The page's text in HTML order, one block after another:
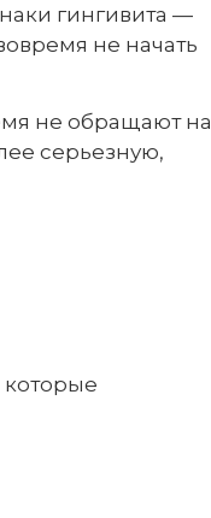
гингивита —
не начать
не обращают на
серьезную,